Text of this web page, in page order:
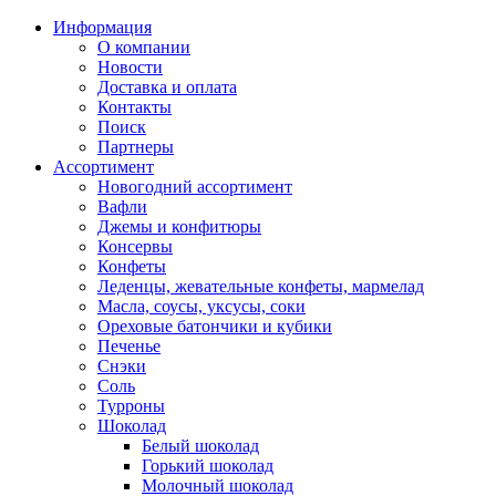
Информация
О компании
Новости
Доставка и оплата
Контакты
Поиск
Партнеры
Ассортимент
Новогодний ассортимент
Вафли
Джемы и конфитюры
Консервы
Конфеты
Леденцы, жевательные конфеты, мармелад
Масла, соусы, уксусы, соки
Ореховые батончики и кубики
Печенье
Снэки
Соль
Турроны
Шоколад
Белый шоколад
Горький шоколад
Молочный шоколад